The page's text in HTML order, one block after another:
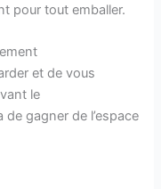
pour tout emballer.
et de vous
le
gagner de l’espace